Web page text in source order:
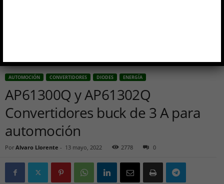
AUTOMOCIÓN CONVERTIDORES DIODES ENERGÍA
AP61300Q y AP61302Q
Convertidores buck de 3 A para
automoción
Por Alvaro Llorente - 13 mayo, 2022 2778 0